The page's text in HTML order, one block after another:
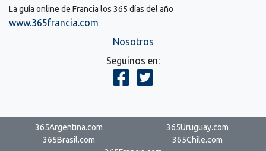
La guía online de Francia los 365 días del año
www.365francia.com
Nosotros
Seguinos en:
365Argentina.com
365Uruguay.com
365Brasil.com
365Chile.com